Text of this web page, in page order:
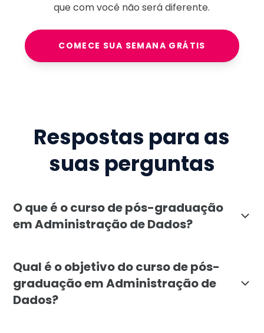
que com você não será diferente.
COMECE SUA SEMANA GRÁTIS
Respostas para as
suas perguntas
O que é o curso de pós-graduação
em Administração de Dados?
Qual é o objetivo do curso de pós-
graduação em Administração de
Dados?